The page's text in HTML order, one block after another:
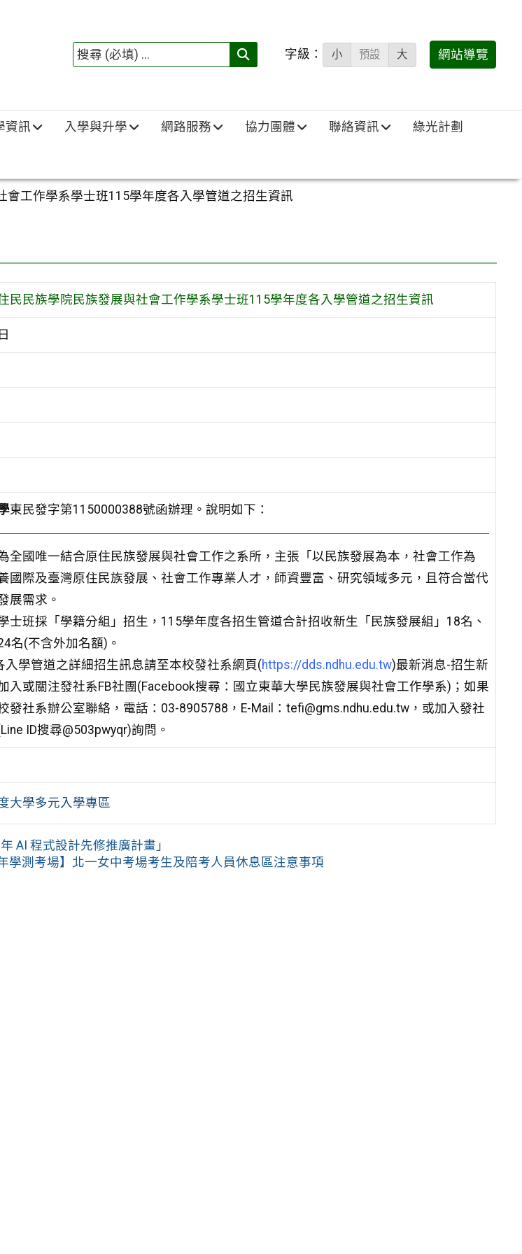
搜
填)：
字級： 小 預設 大 網站導覽
資訊 入學與升學 網路服務 協力團體 聯絡資訊 綠光計劃
會工作學系學士班115學年度各入學管道之招生資訊
民民族學院民族發展與社會工作學系學士班115學年度各入學管道之招生資訊
東民發字第1150000388號函辦理。說明如下：
全國唯一結合原住民族發展與社會工作之系所，主張「以民族發展為本，社會工作為
國際及臺灣原住民族發展、社會工作專業人才，師資豐富、研究領域多元，且符合當代
展需求。
士班採「學籍分組」招生，115學年度各招生管道合計招收新生「民族發展組」18名、
名(不含外加名額)。
入學管道之詳細招生訊息請至本校發社系網頁(https://dds.ndhu.edu.tw)最新消息-招生新
入或關注發社系FB社團(Facebook搜尋：國立東華大學民族發展與社會工作學系)；如果
發社系辦公室聯絡，電話：03-8905788，E-Mail：tefi@gms.ndhu.edu.tw，或加入發社
ID搜尋@503pwyqr)詢問。
大學多元入學專區
年 AI 程式設計先修推廣計畫」
學測考場】北一女中考場考生及陪考人員休息區注意事項